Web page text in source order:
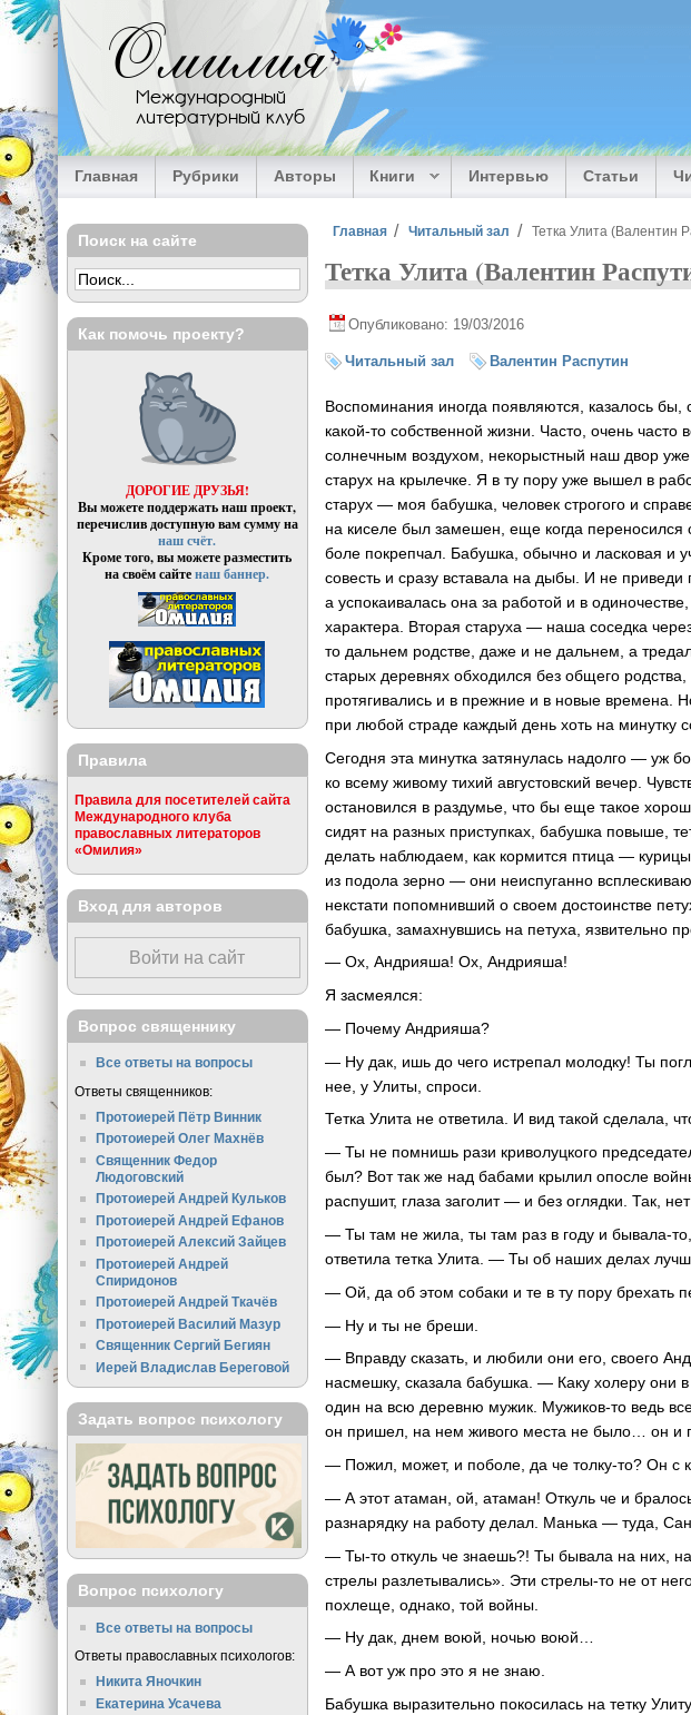
Перейти к основному содержанию
Омилия
Международный
литературный клуб
Главная Рубрики Авторы Книги Интервью Статьи
Вы здесь
Главная Читальный зал Тетка Улита (Валентин
Тетка Улита (Валентин
Опубликовано: 19/03/2016
Читальный зал Валентин Распутин
Воспоминания иногда появляются, казалось бы,
какой-то собственной жизни. Часто, очень
солнечным воздухом, некорыстный наш двор
старух на крылечке. Я в ту пору уже вышел в
старух — моя бабушка, человек строгого и
на киселе был замешен, еще когда переносился
боле покрепчал. Бабушка, обычно и ласковая и
совесть и сразу вставала на дыбы. И не приведи
а успокаивалась она за работой и в
характера. Вторая старуха — наша соседка
то дальнем родстве, даже и не дальнем, а
старых деревнях обходился без общего
протягивались и в прежние и в новые времена.
при любой страде каждый день хоть на минутку
Сегодня эта минутка затянулась надолго — уж
ко всему живому тихий августовский вечер.
остановился в раздумье, что бы еще такое
сидят на разных приступках, бабушка повыше,
делать наблюдаем, как кормится птица —
из подола зерно — они неиспуганно
некстати попомнивший о своем достоинстве
бабушка, замахнувшись на петуха, язвительно
— Ох, Андрияша! Ох, Андрияша!
Я засмеялся:
— Почему Андрияша?
— Ну дак, ишь до чего истрепал молодку! Ты
нее, у Улиты, спроси.
Тетка Улита не ответила. И вид такой сделала,
— Ты не помнишь рази криволуцкого
был? Вот так же над бабами крылил опосле
распушит, глаза заголит — и без оглядки. Так,
— Ты там не жила, ты там раз в году и бывала-
ответила тетка Улита. — Ты об наших делах
— Ой, да об этом собаки и те в ту пору брехать
— Ну и ты не бреши.
— Вправду сказать, и любили они его, своего
насмешку, сказала бабушка. — Каку холеру они
один на всю деревню мужик. Мужиков-то ведь
он пришел, на нем живого места не было… он и
— Пожил, может, и поболе, да че толку-то? Он с
— А этот атаман, ой, атаман! Откуль че и
разнарядку на работу делал. Манька — туда,
— Ты-то откуль че знаешь?! Ты бывала на них,
стрелы разлетывались». Эти стрелы-то не от
похлеще, однако, той войны.
— Ну дак, днем воюй, ночью воюй…
— А вот уж про это я не знаю.
Бабушка выразительно покосилась на тетку Улиту.
Поиск на сайте
Как помочь проекту?
ДОРОГИЕ ДРУЗЬЯ!
Вы можете поддержать наш проект,
перечислив доступную вам сумму на
наш счёт.
Кроме того, вы можете разместить
на своём сайтенаш баннер.
Правила
Правила для посетителей сайта
Международного клуба
православных литераторов
«Омилия»
Вход для авторов
Войти на сайт
Вопрос священнику
Все ответы на вопросы
Ответы священников:
Протоиерей Пётр Винник
Протоиерей Олег Махнёв
Священник Федор
Людоговский
Протоиерей Андрей Кульков
Протоиерей Андрей Ефанов
Протоиерей Алексий Зайцев
Протоиерей Андрей
Спиридонов
Протоиерей Андрей Ткачёв
Протоиерей Василий Мазур
Священник Сергий Бегиян
Иерей Владислав Береговой
Задать вопрос психологу
Вопрос психологу
Все ответы на вопросы
Ответы православных психологов:
Никита Яночкин
Екатерина Усачева